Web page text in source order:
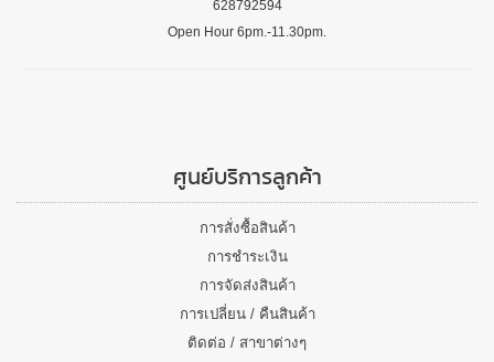
628792594
Open Hour 6pm.-11.30pm.
ศูนย์บริการลูกค้า
การสั่งซื้อสินค้า
การชำระเงิน
การจัดส่งสินค้า
การเปลี่ยน / คืนสินค้า
ติดต่อ / สาขาต่างๆ